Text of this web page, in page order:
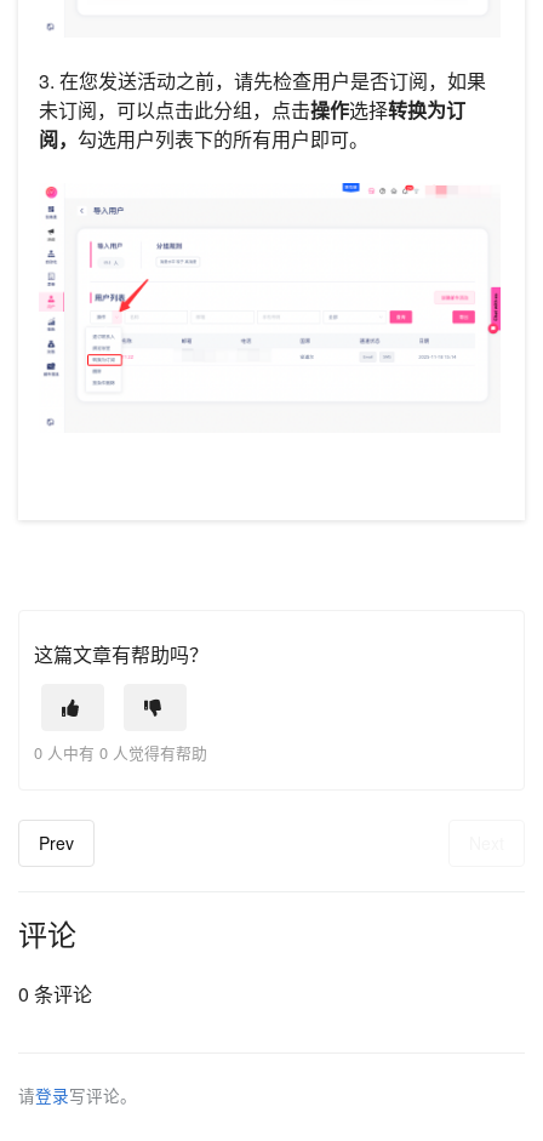
3. 在您发送活动之前，请先检查用户是否订阅，如果
未订阅，可以点击此分组，点击操作选择转换为订
阅， 勾选用户列表下的所有用户即可。
这篇文章有帮助吗？
0 人中有 0 人觉得有帮助
Prev
评论
0 条评论
请登录写评论。